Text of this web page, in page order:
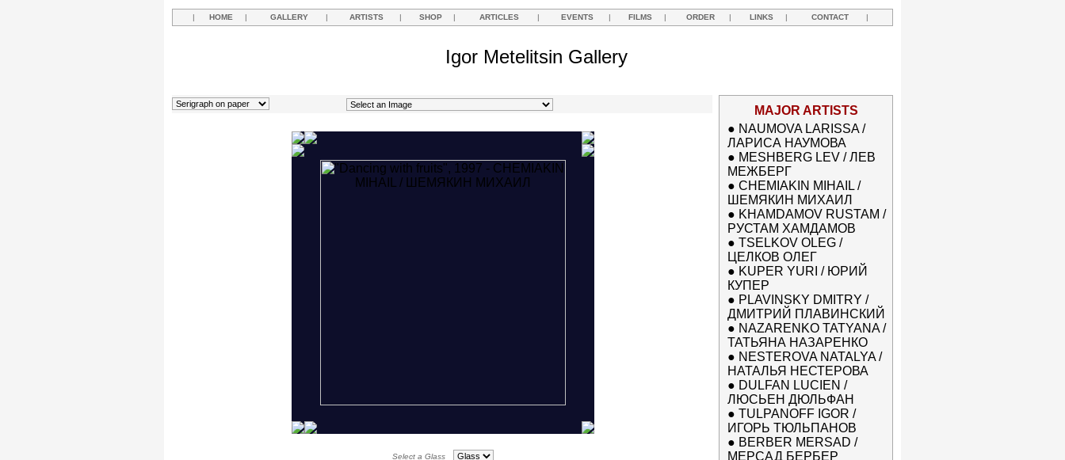
| HOME | GALLERY | ARTISTS | SHOP | ARTICLES | EVENTS | FILMS | ORDER | LINKS | CONTACT |
Igor Metelitsin Gallery
Select a Glass
MAJOR ARTISTS
● NAUMOVA LARISSA /
ЛАРИСА НАУМОВА
● MESHBERG LEV / ЛЕВ
МЕЖБЕРГ
● CHEMIAKIN MIHAIL /
ШЕМЯКИН МИХАИЛ
● KHAMDAMOV RUSTAM /
РУСТАМ ХАМДАМОВ
● TSELKOV OLEG /
ЦЕЛКОВ ОЛЕГ
● KUPER YURI / ЮРИЙ
КУПЕР
● PLAVINSKY DMITRY /
ДМИТРИЙ ПЛАВИНСКИЙ
● NAZARENKO TATYANA /
ТАТЬЯНА НАЗАРЕНКО
● NESTEROVA NATALYA /
НАТАЛЬЯ НЕСТЕРОВА
● DULFAN LUCIEN /
ЛЮСЬЕН ДЮЛЬФАН
● TULPANOFF IGOR /
ИГОРЬ ТЮЛЬПАНОВ
● BERBER MERSAD /
МЕРСАД БЕРБЕР